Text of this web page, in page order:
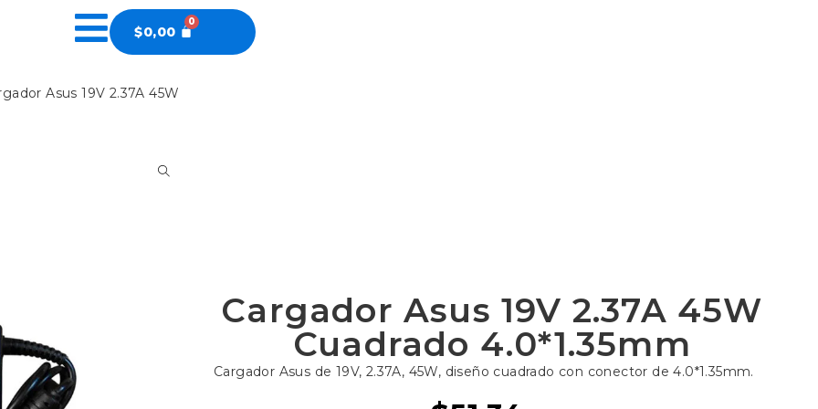
$0,00
Asus 19V 2.37A 45W
Cargador Asus 19V 2.37A 45W
Cuadrado 4.0*1.35mm
Cargador Asus de 19V, 2.37A, 45W, diseño cuadrado con conector de 4.0*1.35mm.